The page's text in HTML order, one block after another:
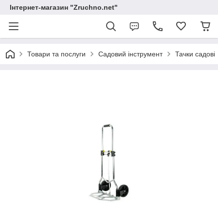
Інтернет-магазин "Zruchno.net"
Товари та послуги Садовий інструмент Тачки садові